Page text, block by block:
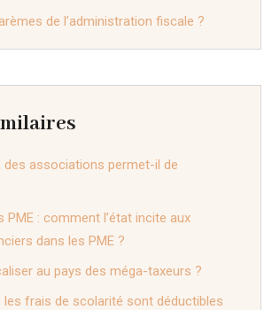
de l’administration fiscale ?
des associations permet-il de
PME : comment l’état incite aux
dans les PME ?
au pays des méga-taxeurs ?
les frais de scolarité sont déductibles